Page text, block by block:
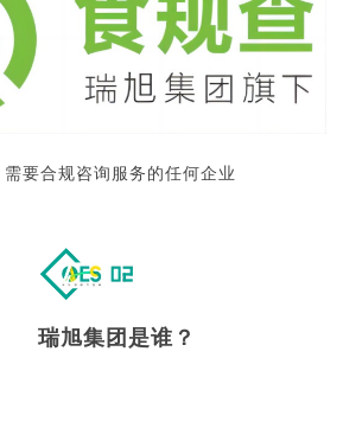
需要合规咨询服务的任何企业
瑞旭集团是谁？